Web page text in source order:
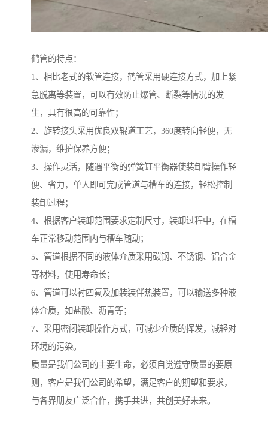
鹤管的特点：
1、相比老式的软管连接，鹤管采用硬连接方式，加上紧
急脱离等装置，可以有效防止爆管、断裂等情况的发
生，具有很高的可靠性；
2、旋转接头采用优良双辊道工艺，360度转向轻便，无
渗漏，维护保养方便；
3、操作灵活，随遇平衡的弹簧缸平衡器使装卸臂操作轻
便、省力，单人即可完成管道与槽车的连接，轻松控制
装卸过程；
4、根据客户装卸范围要求定制尺寸，装卸过程中，在槽
车正常移动范围内与槽车随动；
5、管道根据不同的液体介质采用碳钢、不锈钢、铝合金
等材料，使用寿命长；
6、管道可以衬四氟及加装装伴热装置，可以输送多种液
体介质，如盐酸、沥青等；
7、采用密闭装卸操作方式，可减少介质的挥发，减轻对
环境的污染。
质量是我们公司的主要生命，必须自觉遵守质量的要原
则，客户是我们公司的希望，满足客户的期望和要求，
与各界朋友广泛合作，携手共进，共创美好未来。